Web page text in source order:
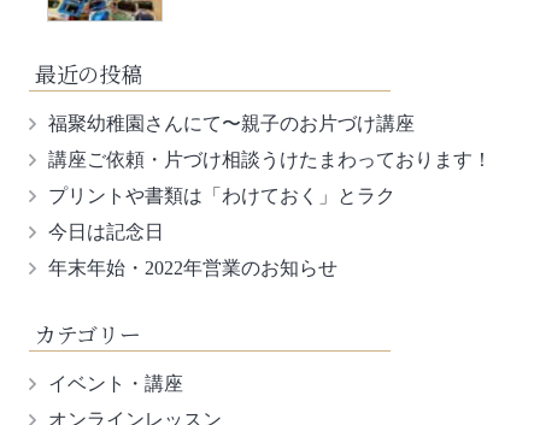
最近の投稿
福聚幼稚園さんにて〜親子のお片づけ講座
講座ご依頼・片づけ相談うけたまわっております！
プリントや書類は「わけておく」とラク
今日は記念日
年末年始・2022年営業のお知らせ
カテゴリー
イベント・講座
オンラインレッスン